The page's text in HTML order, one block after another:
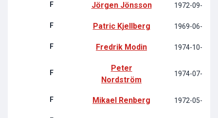
F Jörgen Jönsson 1972-09-29
F Patric Kjellberg 1969-06-17
F Fredrik Modin 1974-10-08
F
Peter
Nordström
1974-07-26
F Mikael Renberg 1972-05-05